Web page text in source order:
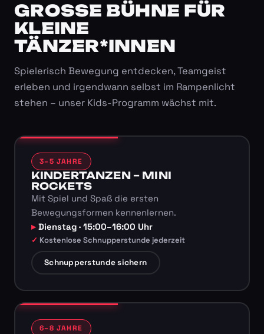
GROSSE BÜHNE FÜR K
LEINE T
ÄNZER*INNEN
Spielerisch Bewegung entdecken, Teamgeist
erleben und irgendwann selbst im Rampenlicht
stehen – unser Kids-Programm wächst mit.
3–5 JAHRE
KINDERTANZEN – MINI
ROCKETS
Mit Spiel und Spaß die ersten
Bewegungsformen kennenlernen.
Dienstag · 15:00–16:00 Uhr
Kostenlose Schnupperstunde jederzeit
Schnupperstunde sichern
6–8 JAHRE